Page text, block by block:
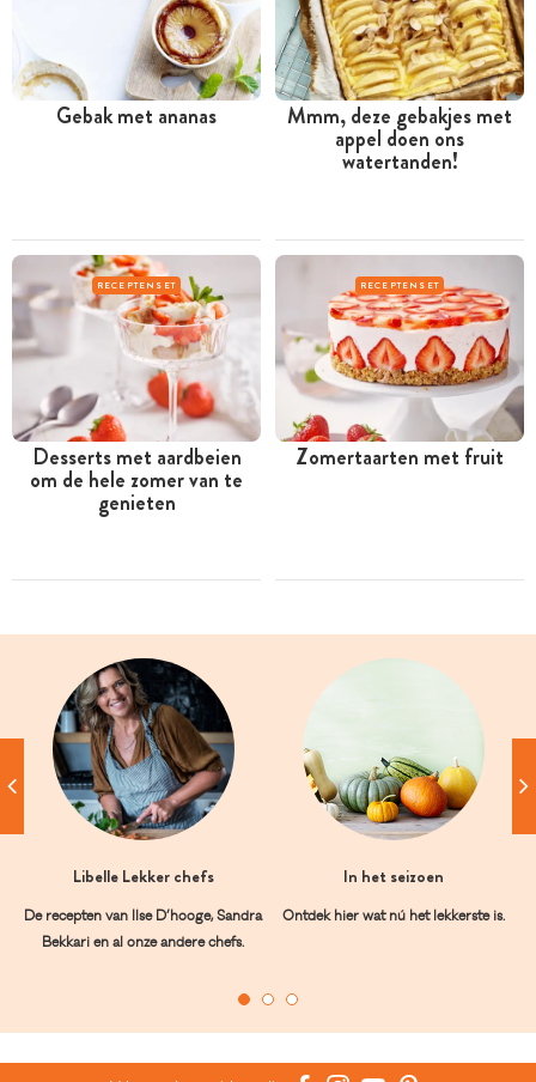
Gebak met ananas Mmm, deze gebakjes met
appel doen ons
watertanden!
RECEPTENSET
Desserts met aardbeien
om de hele zomer van te
genieten
RECEPTENSET
Zomertaarten met fruit
Libelle Lekker chefs
De recepten van Ilse D’hooge, Sandra
Bekkari en al onze andere chefs.
In het seizoen
Ontdek hier wat nú het lekkerste is.